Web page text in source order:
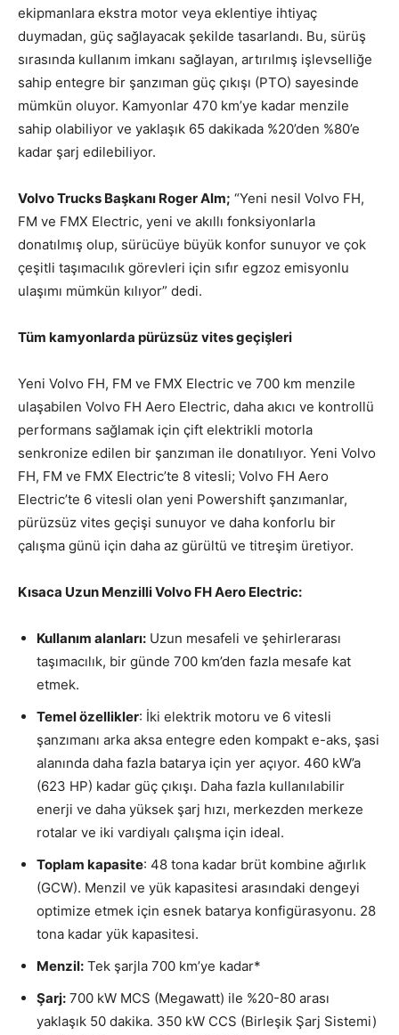
ekipmanlara ekstra motor veya eklentiye ihtiyaç
duymadan, güç sağlayacak şekilde tasarlandı. Bu, sürüş
sırasında kullanım imkanı sağlayan, artırılmış işlevselliğe
sahip entegre bir şanzıman güç çıkışı (PTO) sayesinde
mümkün oluyor. Kamyonlar 470 km’ye kadar menzile
sahip olabiliyor ve yaklaşık 65 dakikada %20’den %80’e
kadar şarj edilebiliyor.
Volvo Trucks Başkanı Roger Alm; “Yeni nesil Volvo FH,
FM ve FMX Electric, yeni ve akıllı fonksiyonlarla
donatılmış olup, sürücüye büyük konfor sunuyor ve çok
çeşitli taşımacılık görevleri için sıfır egzoz emisyonlu
ulaşımı mümkün kılıyor” dedi.
Tüm kamyonlarda pürüzsüz vites geçişleri
Yeni Volvo FH, FM ve FMX Electric ve 700 km menzile
ulaşabilen Volvo FH Aero Electric, daha akıcı ve kontrollü
performans sağlamak için çift elektrikli motorla
senkronize edilen bir şanzıman ile donatılıyor. Yeni Volvo
FH, FM ve FMX Electric’te 8 vitesli; Volvo FH Aero
Electric’te 6 vitesli olan yeni Powershift şanzımanlar,
pürüzsüz vites geçişi sunuyor ve daha konforlu bir
çalışma günü için daha az gürültü ve titreşim üretiyor.
Kısaca Uzun Menzilli Volvo FH Aero Electric:
Kullanım alanları: Uzun mesafeli ve şehirlerarası
taşımacılık, bir günde 700 km’den fazla mesafe kat
etmek.
Temel özellikler: İki elektrik motoru ve 6 vitesli
şanzımanı arka aksa entegre eden kompakt e-aks, şasi
alanında daha fazla batarya için yer açıyor. 460 kW’a
(623 HP) kadar güç çıkışı. Daha fazla kullanılabilir
enerji ve daha yüksek şarj hızı, merkezden merkeze
rotalar ve iki vardiyalı çalışma için ideal.
Toplam kapasite: 48 tona kadar brüt kombine ağırlık
(GCW). Menzil ve yük kapasitesi arasındaki dengeyi
optimize etmek için esnek batarya konfigürasyonu. 28
tona kadar yük kapasitesi.
Menzil: Tek şarjla 700 km’ye kadar*
Şarj: 700 kW MCS (Megawatt) ile %20-80 arası
yaklaşık 50 dakika. 350 kW CCS (Birleşik Şarj Sistemi)